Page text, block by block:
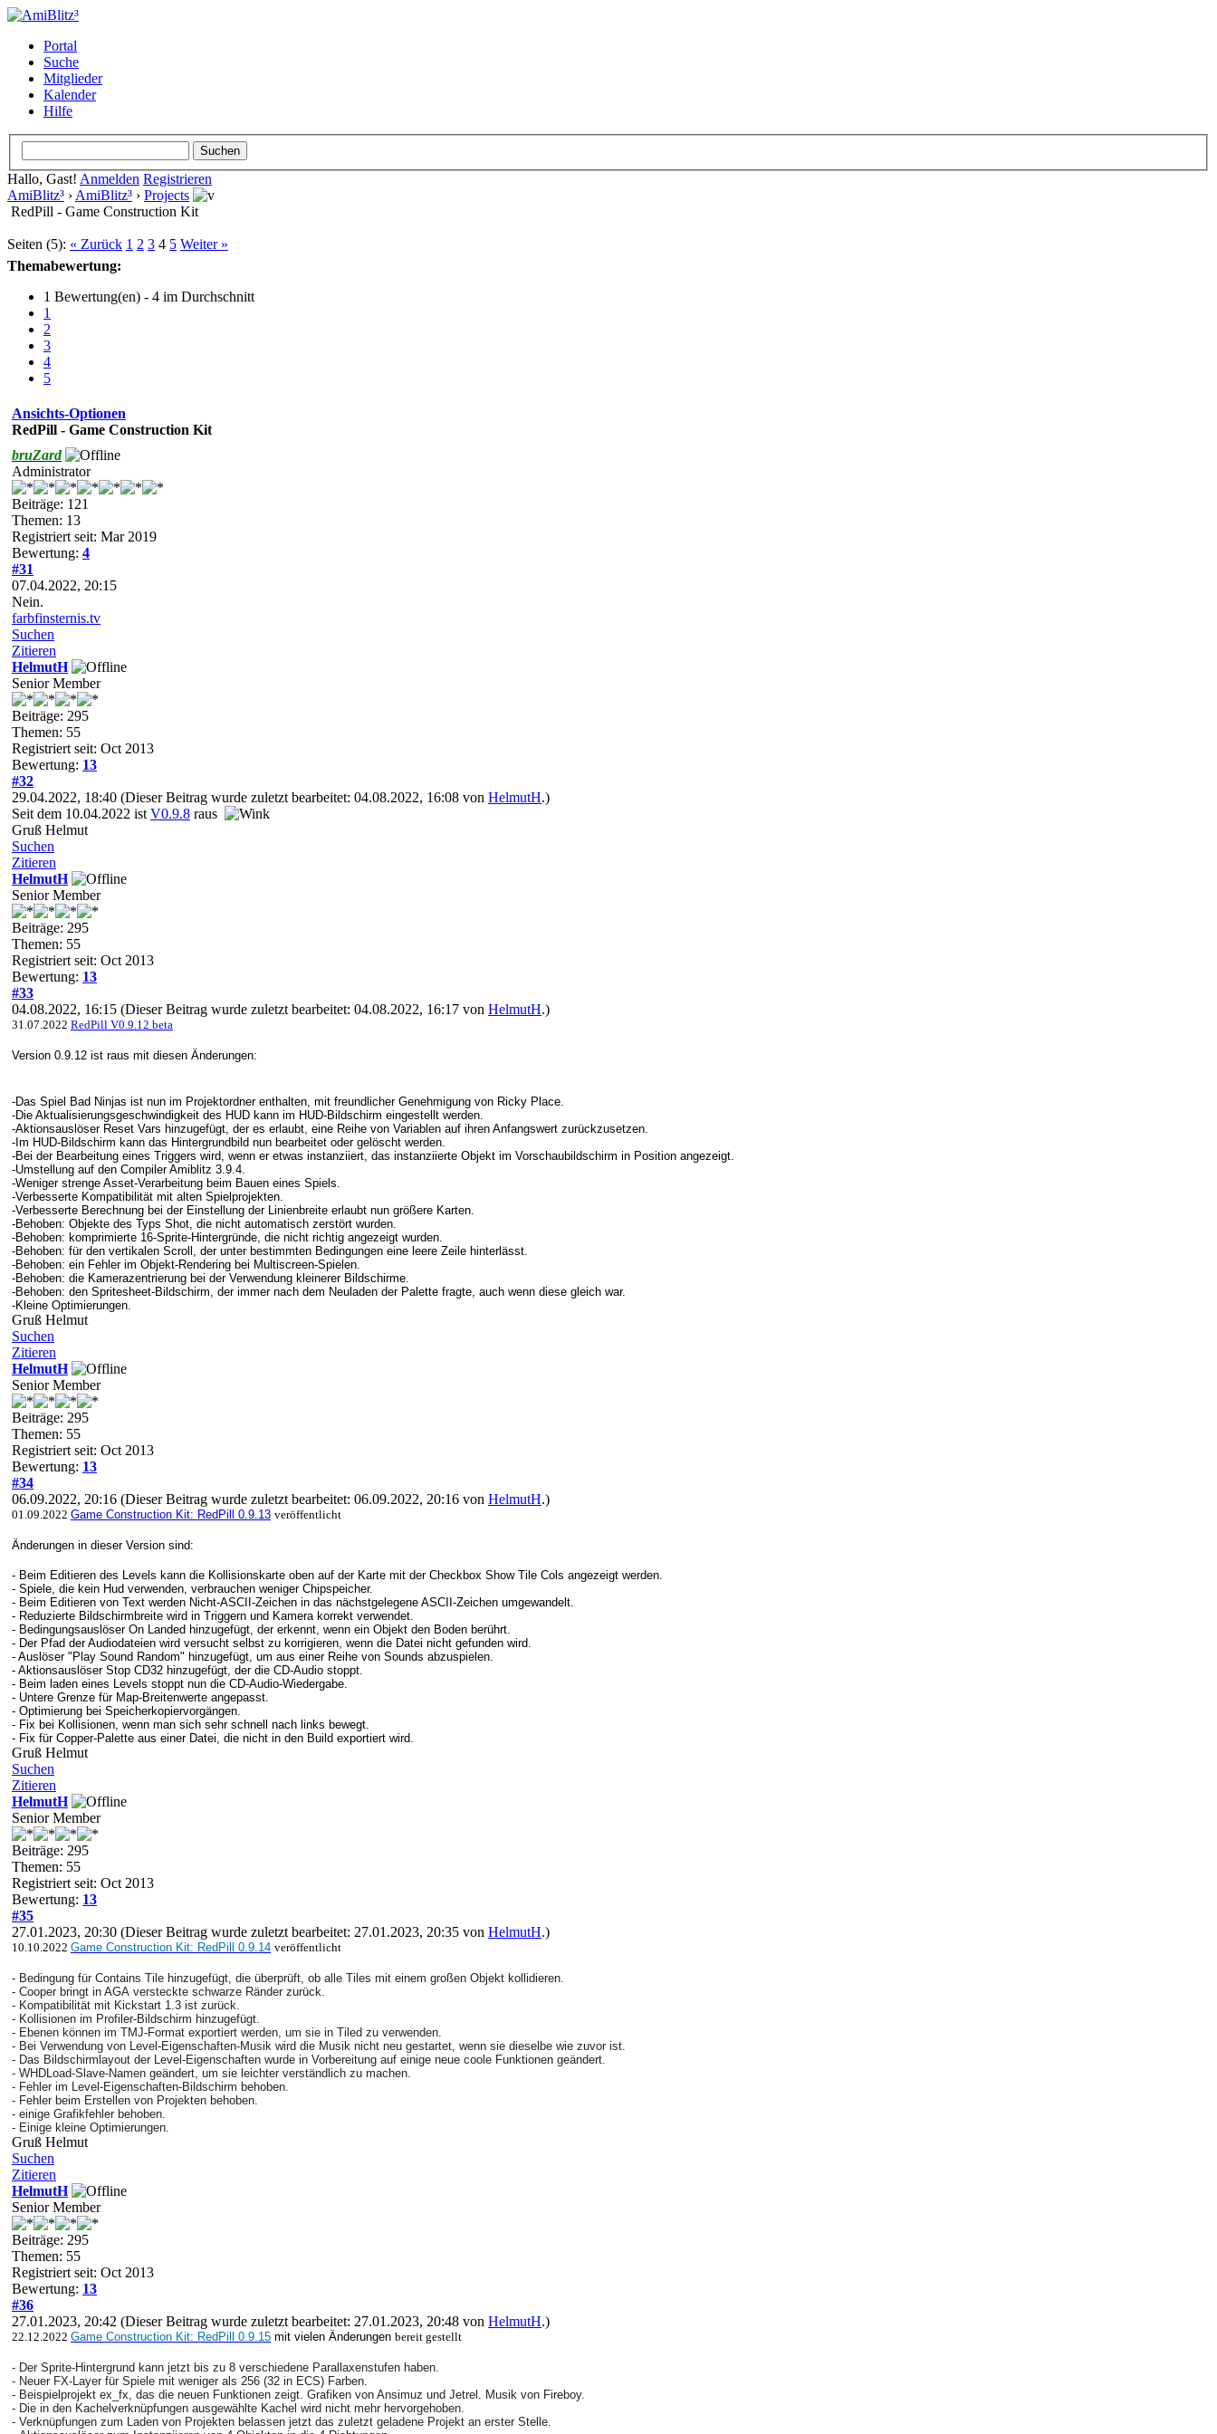
Portal
Suche
Mitglieder
Kalender
Hilfe
Hallo, Gast! Anmelden Registrieren
AmiBlitz³ › AmiBlitz³ › Projects
RedPill - Game Construction Kit
Seiten (5): « Zurück 1 2 3 4 5 Weiter »
Themabewertung:
1 Bewertung(en) - 4 im Durchschnitt
1
2
3
4
5
Ansichts-Optionen
RedPill - Game Construction Kit
bruZard
Administrator
Beiträge: 121
Themen: 13
Registriert seit: Mar 2019
Bewertung: 4
#31
07.04.2022, 20:15
Nein.
farbfinsternis.tv
Suchen
Zitieren
HelmutH
Senior Member
Beiträge: 295
Themen: 55
Registriert seit: Oct 2013
Bewertung: 13
#32
29.04.2022, 18:40 (Dieser Beitrag wurde zuletzt bearbeitet: 04.08.2022, 16:08 von HelmutH.)
Seit dem 10.04.2022 ist V0.9.8 raus
Gruß Helmut
Suchen
Zitieren
HelmutH
Senior Member
Beiträge: 295
Themen: 55
Registriert seit: Oct 2013
Bewertung: 13
#33
04.08.2022, 16:15 (Dieser Beitrag wurde zuletzt bearbeitet: 04.08.2022, 16:17 von HelmutH.)
31.07.2022 RedPill V0.9.12 beta
Version 0.9.12 ist raus mit diesen Änderungen:
-Das Spiel Bad Ninjas ist nun im Projektordner enthalten, mit freundlicher Genehmigung von Ricky Place.
-Die Aktualisierungsgeschwindigkeit des HUD kann im HUD-Bildschirm eingestellt werden.
-Aktionsauslöser Reset Vars hinzugefügt, der es erlaubt, eine Reihe von Variablen auf ihren Anfangswert zurückzusetzen.
-Im HUD-Bildschirm kann das Hintergrundbild nun bearbeitet oder gelöscht werden.
-Bei der Bearbeitung eines Triggers wird, wenn er etwas instanziiert, das instanziierte Objekt im Vorschaubildschirm in Position angezeigt.
-Umstellung auf den Compiler Amiblitz 3.9.4.
-Weniger strenge Asset-Verarbeitung beim Bauen eines Spiels.
-Verbesserte Kompatibilität mit alten Spielprojekten.
-Verbesserte Berechnung bei der Einstellung der Linienbreite erlaubt nun größere Karten.
-Behoben: Objekte des Typs Shot, die nicht automatisch zerstört wurden.
-Behoben: komprimierte 16-Sprite-Hintergründe, die nicht richtig angezeigt wurden.
-Behoben: fürden vertikalen Scroll, der unter bestimmten Bedingungen eine leere Zeile hinterlässt.
-Behoben: ein Fehler im Objekt-Rendering bei Multiscreen-Spielen.
-Behoben: die Kamerazentrierung bei der Verwendung kleinerer Bildschirme.
-Behoben: den Spritesheet-Bildschirm, der immer nach dem Neuladen der Palette fragte, auch wenn diese gleich war.
-Kleine Optimierungen.
Gruß Helmut
Suchen
Zitieren
HelmutH
Senior Member
Beiträge: 295
Themen: 55
Registriert seit: Oct 2013
Bewertung: 13
#34
06.09.2022, 20:16 (Dieser Beitrag wurde zuletzt bearbeitet: 06.09.2022, 20:16 von HelmutH.)
01.09.2022 Game Construction Kit: RedPill 0.9.13 veröffentlicht
Änderungen in dieser Version sind:
- Beim Editieren des Levels kann die Kollisionskarte oben auf der Karte mit der Checkbox Show Tile Cols angezeigt werden.
- Spiele, die kein Hud verwenden, verbrauchen weniger Chipspeicher.
- Beim Editieren von Text werden Nicht-ASCII-Zeichen in das nächstgelegene ASCII-Zeichen umgewandelt.
- Reduzierte Bildschirmbreite wird in Triggern und Kamera korrekt verwendet.
- Bedingungsauslöser On Landed hinzugefügt, der erkennt, wenn ein Objekt den Boden berührt.
- Der Pfad der Audiodateien wird versucht selbst zu korrigieren, wenn die Datei nicht gefunden wird.
- Auslöser "Play Sound Random" hinzugefügt, um aus einer Reihe von Sounds abzuspielen.
- Aktionsauslöser Stop CD32 hinzugefügt, der die CD-Audio stoppt.
- Beim laden eines Levels stoppt nun die CD-Audio-Wiedergabe.
- Untere Grenze für Map-Breitenwerte angepasst.
- Optimierung bei Speicherkopiervorgängen.
- Fix bei Kollisionen, wenn man sich sehr schnell nach links bewegt.
- Fix für Copper-Palette aus einer Datei, die nicht in den Build exportiert wird.
Gruß Helmut
Suchen
Zitieren
HelmutH
Senior Member
Beiträge: 295
Themen: 55
Registriert seit: Oct 2013
Bewertung: 13
#35
27.01.2023, 20:30 (Dieser Beitrag wurde zuletzt bearbeitet: 27.01.2023, 20:35 von HelmutH.)
10.10.2022 Game Construction Kit: RedPill 0.9.14 veröffentlicht
- Bedingung für Contains Tile hinzugefügt, die überprüft, ob alle Tiles mit einem großen Objekt kollidieren.
- Cooper bringt in AGA versteckte schwarze Ränder zurück.
- Kompatibilität mit Kickstart 1.3 ist zurück.
- Kollisionen im Profiler-Bildschirm hinzugefügt.
- Ebenen können im TMJ-Format exportiert werden, um sie in Tiled zu verwenden.
- Bei Verwendung von Level-Eigenschaften-Musik wird die Musik nicht neu gestartet, wenn sie dieselbe wie zuvor ist.
- Das Bildschirmlayout der Level-Eigenschaften wurde in Vorbereitung auf einige neue coole Funktionen geändert.
- WHDLoad-Slave-Namen geändert, um sie leichter verständlich zu machen.
- Fehler im Level-Eigenschaften-Bildschirm behoben.
- Fehler beim Erstellen von Projekten behoben.
- einige Grafikfehler behoben.
- Einige kleine Optimierungen.
Gruß Helmut
Suchen
Zitieren
HelmutH
Senior Member
Beiträge: 295
Themen: 55
Registriert seit: Oct 2013
Bewertung: 13
#36
27.01.2023, 20:42 (Dieser Beitrag wurde zuletzt bearbeitet: 27.01.2023, 20:48 von HelmutH.)
22.12.2022 Game Construction Kit: RedPill 0.9.15 mit vielen Änderungen bereit gestellt
- Der Sprite-Hintergrund kann jetzt bis zu 8 verschiedene Parallaxenstufen haben.
- Neuer FX-Layer für Spiele mit weniger als 256 (32 in ECS) Farben.
- Beispielprojekt ex_fx, das die neuen Funktionen zeigt. Grafiken von Ansimuz und Jetrel. Musik von Fireboy.
- Die in den Kachelverknüpfungen ausgewählte Kachel wird nicht mehr hervorgehoben.
- Verknüpfungen zum Laden von Projekten belassen jetzt das zuletzt geladene Projekt an erster Stelle.